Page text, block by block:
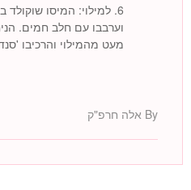
6. למילוי: המיסו
וערבבו עם חלב חמים.
מעט מהמילוי והרכיבו
By אלה חרפ"ק